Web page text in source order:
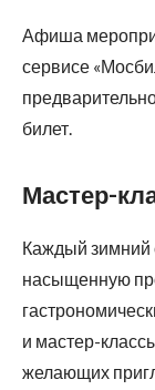
Афиша
сервисе
билет.
Мастер-
Каждый зимний
насыщенную
и мастер-
желающих